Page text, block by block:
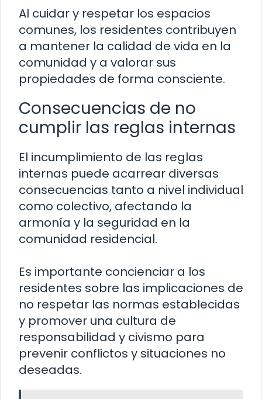
Al cuidar y respetar los espacios
comunes, los residentes contribuyen
a mantener la calidad de vida en la
comunidad y a valorar sus
propiedades de forma consciente.
Consecuencias de no
cumplir las reglas internas
El incumplimiento de las reglas
internas puede acarrear diversas
consecuencias tanto a nivel individual
como colectivo, afectando la
armonía y la seguridad en la
comunidad residencial.
Es importante concienciar a los
residentes sobre las implicaciones de
no respetar las normas establecidas
y promover una cultura de
responsabilidad y civismo para
prevenir conflictos y situaciones no
deseadas.